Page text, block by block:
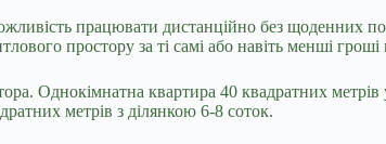
працювати дистанційно без щоденних
простору за ті самі або навіть менші
Однокімнатна квартира 40 квадратних
метрів з ділянкою 6-8 соток.